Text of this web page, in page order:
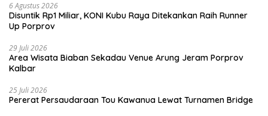
6 Agustus 2026
Disuntik Rp1 Miliar, KONI Kubu Raya Ditekankan Raih Runner
Up Porprov
29 Juli 2026
Area Wisata Biaban Sekadau Venue Arung Jeram Porprov
Kalbar
25 Juli 2026
Pererat Persaudaraan Tou Kawanua Lewat Turnamen Bridge